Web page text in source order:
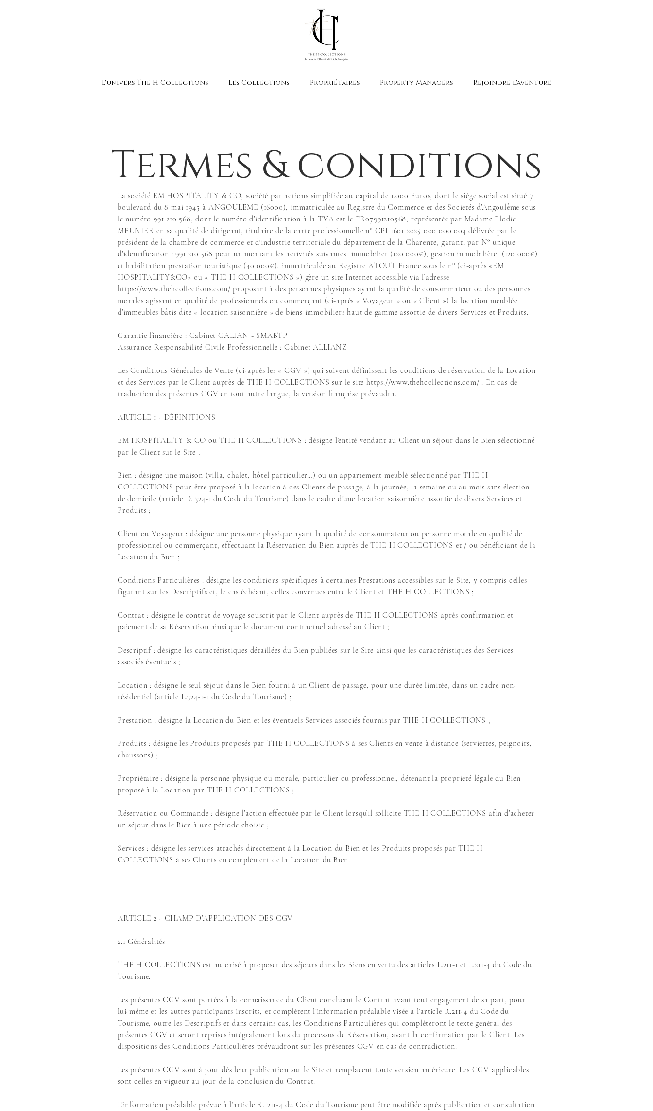
L'univers The H Collections Les Collections Propriétaires Property Managers Rejoindre l'aventure
Termes & conditions
La société EM HOSPITALITY & CO, société par actions simplifiée au capital de 1.000 Euros, dont le siège social est situé 7
boulevard du 8 mai 1945 à ANGOULEME (16000), immatriculée au Registre du Commerce et des Sociétés d’Angoulême sous
le numéro 991 210 568, dont le numéro d’identification à la TVA est le FR07991210568, représentée par Madame Elodie
MEUNIER en sa qualité de dirigeant, titulaire de la carte professionnelle n° CPI 1601 2025 000 000 004 délivrée par le
président de la chambre de commerce et d'industrie territoriale du département de la Charente, garanti par N° unique
d’identification : 991 210 568 pour un montant les activités suivantes immobilier (120 000€), gestion immobilière (120 000€)
et habilitation prestation touristique (40 000€), immatriculée au Registre ATOUT France sous le n° (ci-après «EM
HOSPITALITY&CO» ou « THE H COLLECTIONS ») gère un site Internet accessible via l’adresse
https://www.thehcollections.com/ proposant à des personnes physiques ayant la qualité de consommateur ou des personnes
morales agissant en qualité de professionnels ou commerçant (ci-après « Voyageur » ou « Client ») la location meublée
d’immeubles bâtis dite « location saisonnière » de biens immobiliers haut de gamme assortie de divers Services et Produits.
Garantie financière : Cabinet GALIAN - SMABTP
Assurance Responsabilité Civile Professionnelle : Cabinet ALLIANZ
Les Conditions Générales de Vente (ci-après les « CGV ») qui suivent définissent les conditions de réservation de la Location
et des Services par le Client auprès de THE H COLLECTIONS sur le site https://www.thehcollections.com/ . En cas de
traduction des présentes CGV en tout autre langue, la version française prévaudra.
ARTICLE 1 - DÉFINITIONS
EM HOSPITALITY & CO ou THE H COLLECTIONS : désigne l’entité vendant au Client un séjour dans le Bien sélectionné
par le Client sur le Site ;
Bien : désigne une maison (villa, chalet, hôtel particulier…) ou un appartement meublé sélectionné par THE H
COLLECTIONS pour être proposé à la location à des Clients de passage, à la journée, la semaine ou au mois sans élection
de domicile (article D. 324-1 du Code du Tourisme) dans le cadre d’une location saisonnière assortie de divers Services et
Produits ;
Client ou Voyageur : désigne une personne physique ayant la qualité de consommateur ou personne morale en qualité de
professionnel ou commerçant, effectuant la Réservation du Bien auprès de THE H COLLECTIONS et / ou bénéficiant de la
Location du Bien ;
Conditions Particulières : désigne les conditions spécifiques à certaines Prestations accessibles sur le Site, y compris celles
figurant sur les Descriptifs et, le cas échéant, celles convenues entre le Client et THE H COLLECTIONS ;
Contrat : désigne le contrat de voyage souscrit par le Client auprès de THE H COLLECTIONS après confirmation et
paiement de sa Réservation ainsi que le document contractuel adressé au Client ;
Descriptif : désigne les caractéristiques détaillées du Bien publiées sur le Site ainsi que les caractéristiques des Services
associés éventuels ;
Location : désigne le seul séjour dans le Bien fourni à un Client de passage, pour une durée limitée, dans un cadre non-
résidentiel (article L.324-1-1 du Code du Tourisme) ;
Prestation : désigne la Location du Bien et les éventuels Services associés fournis par THE H COLLECTIONS ;
Produits : désigne les Produits proposés par THE H COLLECTIONS à ses Clients en vente à distance (serviettes, peignoirs,
chaussons) ;
Propriétaire : désigne la personne physique ou morale, particulier ou professionnel, détenant la propriété légale du Bien
proposé à la Location par THE H COLLECTIONS ;
Réservation ou Commande : désigne l’action effectuée par le Client lorsqu’il sollicite THE H COLLECTIONS afin d’acheter
un séjour dans le Bien à une période choisie ;
Services : désigne les services attachés directement à la Location du Bien et les Produits proposés par THE H
COLLECTIONS à ses Clients en complément de la Location du Bien.
ARTICLE 2 - CHAMP D’APPLICATION DES CGV
2.1 Généralités
THE H COLLECTIONS est autorisé à proposer des séjours dans les Biens en vertu des articles L.211-1 et L.211-4 du Code du
Tourisme.
Les présentes CGV sont portées à la connaissance du Client concluant le Contrat avant tout engagement de sa part, pour
lui-même et les autres participants inscrits, et complètent l’information préalable visée à l’article R.211-4 du Code du
Tourisme, outre les Descriptifs et dans certains cas, les Conditions Particulières qui complèteront le texte général des
présentes CGV et seront reprises intégralement lors du processus de Réservation, avant la confirmation par le Client. Les
dispositions des Conditions Particulières prévaudront sur les présentes CGV en cas de contradiction.
Les présentes CGV sont à jour dès leur publication sur le Site et remplacent toute version antérieure. Les CGV applicables
sont celles en vigueur au jour de la conclusion du Contrat.
L’information préalable prévue à l’article R. 211-4 du Code du Tourisme peut être modifiée après publication et consultation